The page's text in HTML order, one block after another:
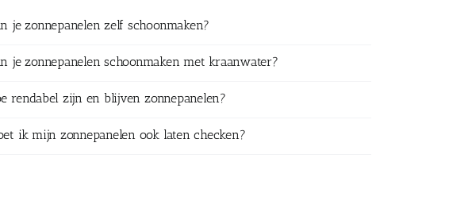
je zonnepanelen zelf schoonmaken?
je zonnepanelen schoonmaken met kraanwater?
rendabel zijn en blijven zonnepanelen?
ik mijn zonnepanelen ook laten checken?